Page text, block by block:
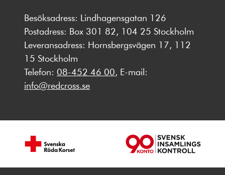
Besöksadress: Lindhagensgatan 126
Postadress: Box 301 82, 104 25 Stockholm
Leveransadress: Hornsbergsvägen 17, 112
15 Stockholm
Telefon: 08-452 46 00, E-mail:
info@redcross.se